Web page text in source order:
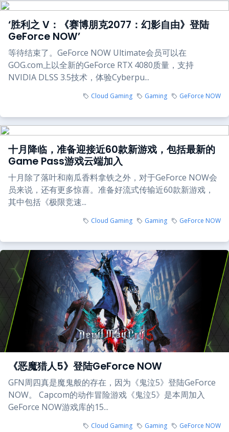
‘胜利之 V：《赛博朋克2077：幻影自由》登陆
GeForce NOW’
等待结束了。GeForce NOW Ultimate会员可以在
GOG.com上以全新的GeForce RTX 4080质量，支持
NVIDIA DLSS 3.5技术，体验Cyberpu...
Cloud Gaming Gaming GeForce NOW
十月降临，准备迎接近60款新游戏，包括最新的
Game Pass游戏云端加入
十月除了落叶和南瓜香料拿铁之外，对于GeForce NOW会
员来说，还有更多惊喜。准备好流式传输近60款新游戏，
其中包括《极限竞速...
Cloud Gaming Gaming GeForce NOW
《恶魔猎人5》登陆GeForce NOW
GFN周四真是魔鬼般的存在，因为《鬼泣5》登陆GeForce
NOW。 Capcom的动作冒险游戏《鬼泣5》是本周加入
GeForce NOW游戏库的15...
Cloud Gaming Gaming GeForce NOW